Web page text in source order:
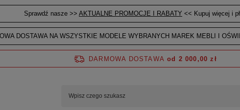
Sprawdź nasze >> AKTUALNE PROMOCJE I RABATY << Kupuj więcej i
DOSTAWA NA WSZYSTKIE MODELE WYBRANYCH MAREK MEBLI I
DARMOWA DOSTAWA od 2 000,00 zł